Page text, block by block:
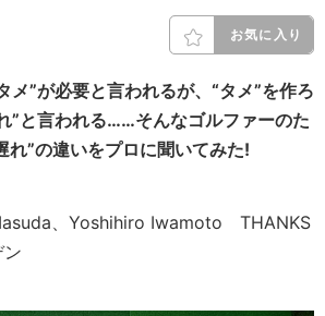
お気に入り
メ”が必要と言われるが、“タメ”を作ろ
”と言われる……そんなゴルファーのた
れ”の違いをプロに聞いてみた!
、Yoshihiro Iwamoto THANKS
ン